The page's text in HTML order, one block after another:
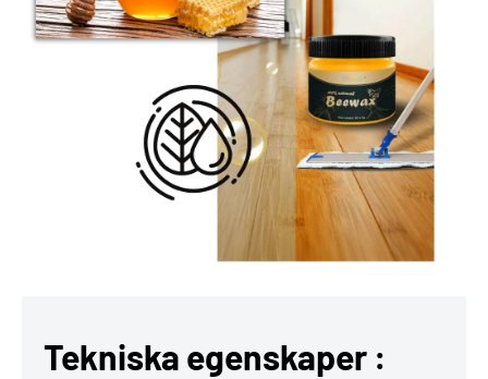
Tekniska egenskaper :